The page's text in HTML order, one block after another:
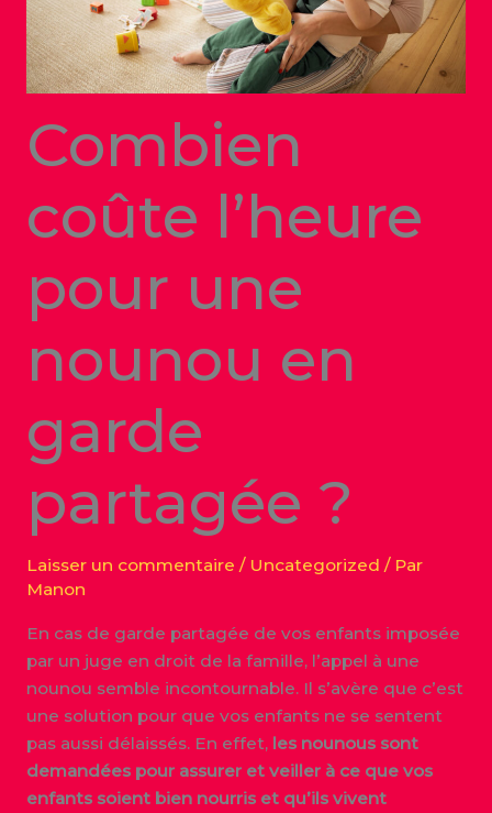
Combien
coûte l’heure
pour une
nounou en
garde
partagée ?
Laisser un commentaire / Uncategorized / Par
Manon
En cas de garde partagée de vos enfants imposée
par un juge en droit de la famille, l’appel à une
nounou semble incontournable. Il s’avère que c’est
une solution pour que vos enfants ne se sentent
pas aussi délaissés. En effet, les nounous sont
demandées pour assurer et veiller à ce que vos
enfants soient bien nourris et qu’ils vivent